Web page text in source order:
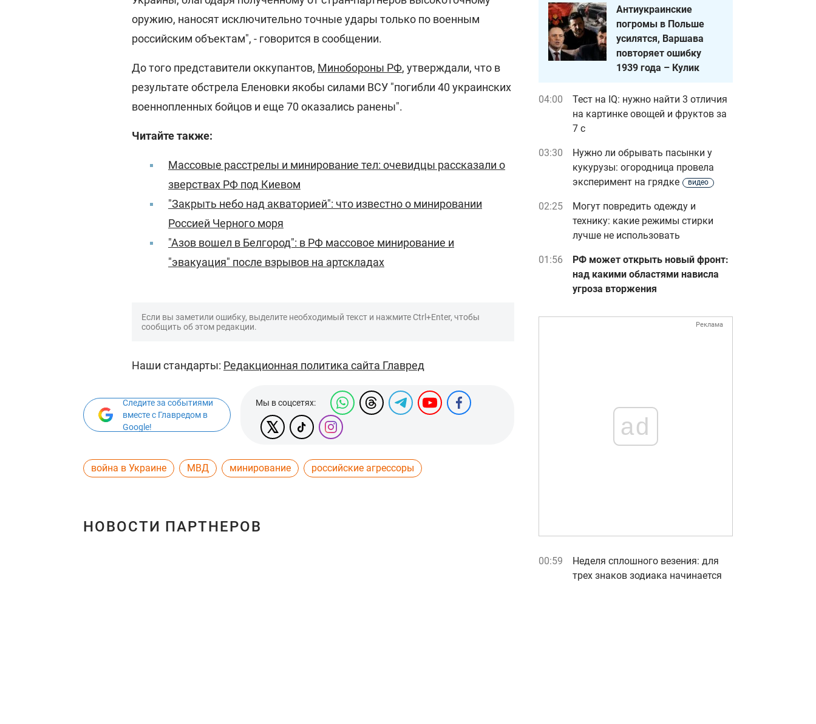
оружию, наносят исключительно точные удары только по военным
российским объектам", - говорится в сообщении.
До того представители оккупантов, Минобороны РФ, утверждали, что в
результате обстрела Еленовки якобы силами ВСУ "погибли 40 украинских
военнопленных бойцов и еще 70 оказались ранены".
Читайте также:
Массовые расстрелы и минирование тел: очевидцы рассказали о
зверствах РФ под Киевом
"Закрыть небо над акваторией": что известно о минировании
Россией Черного моря
"Азов вошел в Белгород": в РФ массовое минирование и
"эвакуация" после взрывов на артскладах
Если вы заметили ошибку, выделите необходимый текст и нажмите Ctrl+Enter, чтобы
сообщить об этом редакции.
Наши стандарты: Редакционная политика сайта Главред
Следите за событиями
вместе с Главредом в
Google!
Мы в соцсетях:
война в Украине МВД минирование российские агрессоры
НОВОСТИ ПАРТНЕРОВ
Антиукраинские
погромы в Польше
усилятся, Варшава
повторяет ошибку
1939 года – Кулик
04:00
Тест на IQ: нужно найти 3 отличия
на картинке овощей и фруктов за
7 с
03:30
Нужно ли обрывать пасынки у
кукурузы: огородница провела
эксперимент на грядке
видео
02:25
Могут повредить одежду и
технику: какие режимы стирки
лучше не использовать
01:56
РФ может открыть новый фронт:
над какими областями нависла
угроза вторжения
Реклама
ad
00:59
Неделя сплошного везения: для
трех знаков зодиака начинается